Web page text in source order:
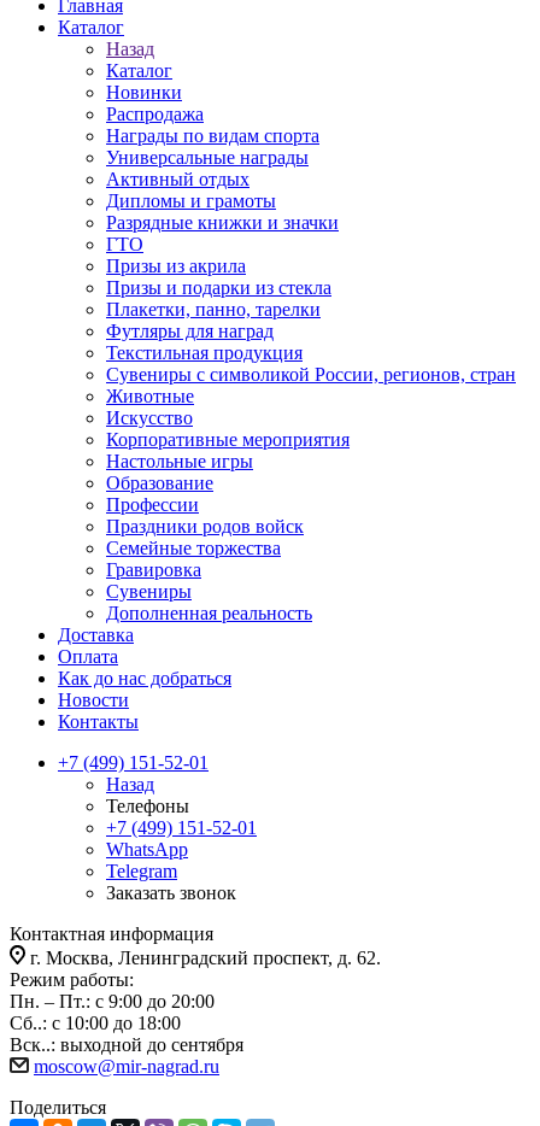
Главная
Каталог
Назад
Каталог
Новинки
Распродажа
Награды по видам спорта
Универсальные награды
Активный отдых
Дипломы и грамоты
Разрядные книжки и значки
ГТО
Призы из акрила
Призы и подарки из стекла
Плакетки, панно, тарелки
Футляры для наград
Текстильная продукция
Сувениры с символикой России, регионов, стран
Животные
Искусство
Корпоративные мероприятия
Настольные игры
Образование
Профессии
Праздники родов войск
Семейные торжества
Гравировка
Сувениры
Дополненная реальность
Доставка
Оплата
Как до нас добраться
Новости
Контакты
+7 (499) 151-52-01
Назад
Телефоны
+7 (499) 151-52-01
WhatsApp
Telegram
Заказать звонок
Контактная информация
г. Москва, Ленинградский проспект, д. 62.
Режим работы:
Пн. – Пт.: с 9:00 до 20:00
Сб..: с 10:00 до 18:00
Вск..: выходной до сентября
moscow@mir-nagrad.ru
Поделиться